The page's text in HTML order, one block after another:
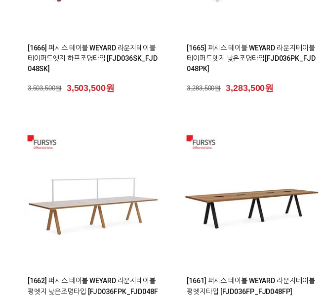
[1666] 퍼시스 테이블 WEYARD 라운지테이블
테이퍼드엣지 하프조명타입 [FJD036SK_FJD
048SK]
3,503,500원 3,503,500원
[1665] 퍼시스 테이블 WEYARD 라운지테이블
테이퍼드엣지 낮은조명타입[FJD036PK_FJD
048PK]
3,283,500원 3,283,500원
[1662] 퍼시스 테이블 WEYARD 라운지테이블
평엣지 낮은조명타입 [FJD036FPK_FJD048F
[1661] 퍼시스 테이블 WEYARD 라운지테이블
평엣지타입 [FJD036FP_FJD048FP]